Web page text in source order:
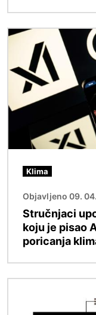
Slika
Klima
Objavljeno 09.
Stručnjaci
koju je pisao
poricanja